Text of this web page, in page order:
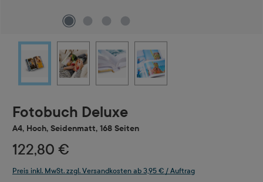
Fotobuch Deluxe
A4, Hoch, Seidenmatt, 168 Seiten
122,80 €
Preis inkl. MwSt. zzgl. Versandkosten ab 3,95 € / Auftrag